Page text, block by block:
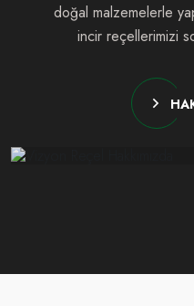
doğal malzemelerle
incir reçellerimizi